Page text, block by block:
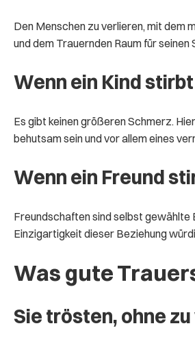
Den Menschen zu verlieren, mit dem
und dem Trauernden Raum für seinen
Wenn ein Kind stirbt
Es gibt keinen größeren Schmerz.
behutsam sein und vor allem eines
Wenn ein Freund
Freundschaften sind selbst gewählte
Einzigartigkeit dieser Beziehung
Was gute
Sie trösten, ohne